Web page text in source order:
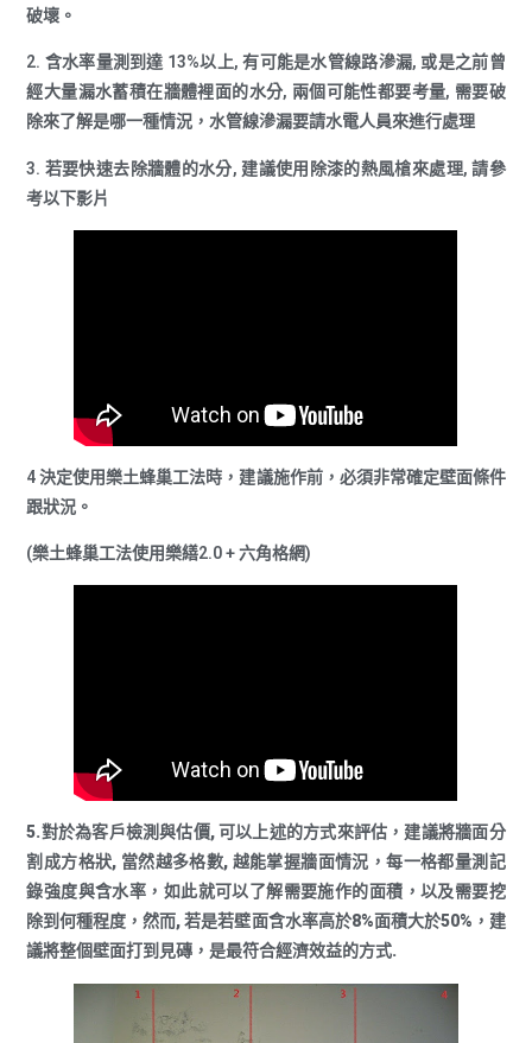
破壞。
2. 含水率量測到達 13%以上, 有可能是水管線路滲漏, 或是之前曾
經大量漏水蓄積在牆體裡面的水分, 兩個可能性都要考量, 需要破
除來了解是哪一種情況，水管線滲漏要請水電人員來進行處理
3. 若要快速去除牆體的水分, 建議使用除漆的熱風槍來處理, 請參
考以下影片
4 決定使用樂土蜂巢工法時，建議施作前，必須非常確定壁面條件
跟狀況。
(樂土蜂巢工法使用樂繕2.0 + 六角格網)
5.對於為客戶檢測與估價, 可以上述的方式來評估，建議將牆面分
割成方格狀, 當然越多格數, 越能掌握牆面情況，每一格都量測記
錄強度與含水率，如此就可以了解需要施作的面積，以及需要挖
除到何種程度，然而, 若是若壁面含水率高於8%面積大於50%，建
議將整個壁面打到見磚，是最符合經濟效益的方式.